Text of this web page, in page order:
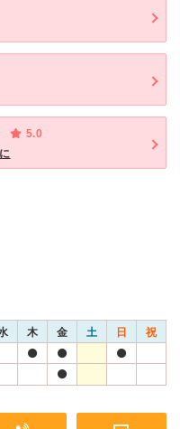
5.0
木 金 土 日 祝